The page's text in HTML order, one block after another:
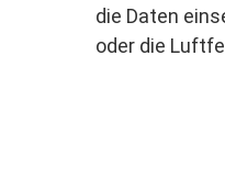
die Daten
oder die